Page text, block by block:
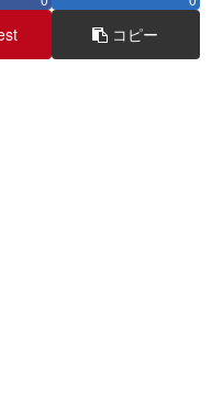
コピー